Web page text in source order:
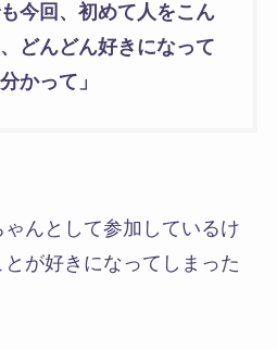
今回、初めて人をこん
どんどん好きになって
かって」
んとして参加しているけ
が好きになってしまった